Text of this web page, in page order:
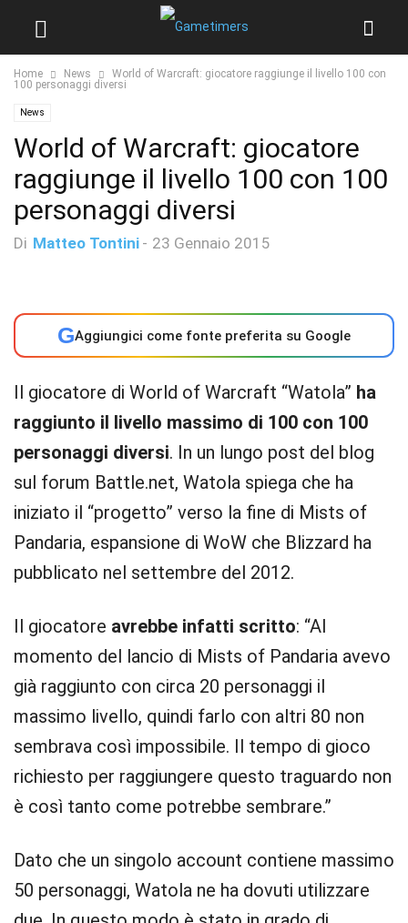
Home News
World of Warcraft: giocatore raggiunge il livello 100 con
100 personaggi diversi
News
World of Warcraft: giocatore
raggiunge il livello 100 con 100
personaggi diversi
Di Matteo Tontini - 23 Gennaio 2015
GAggiungici come fonte preferita su Google
Il giocatore di World of Warcraft “Watola” ha
raggiunto il livello massimo di 100 con 100
personaggi diversi. In un lungo post del blog
sul forum Battle.net, Watola spiega che ha
iniziato il “progetto” verso la fine di Mists of
Pandaria, espansione di WoW che Blizzard ha
pubblicato nel settembre del 2012.
Il giocatore avrebbe infatti scritto: “Al
momento del lancio di Mists of Pandaria avevo
già raggiunto con circa 20 personaggi il
massimo livello, quindi farlo con altri 80 non
sembrava così impossibile. Il tempo di gioco
richiesto per raggiungere questo traguardo non
è così tanto come potrebbe sembrare.”
Dato che un singolo account contiene massimo
50 personaggi, Watola ne ha dovuti utilizzare